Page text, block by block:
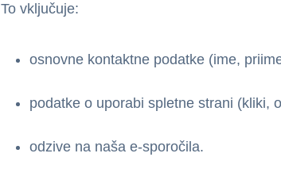
To vključuje:
osnovne kontaktne podatke (ime,
podatke o uporabi spletne strani (kliki,
odzive na naša e-sporočila.